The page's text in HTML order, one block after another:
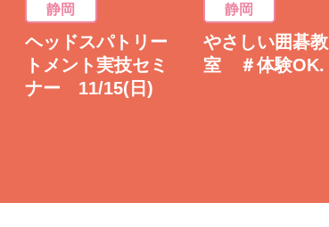
静岡
ヘッドスパトリー
トメント実技セミ
ナー 11/15(日)
静岡
やさしい囲碁教
室 ＃体験OK.